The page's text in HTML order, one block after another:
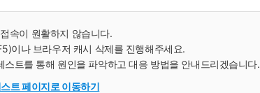
속이 원활하지 않습니다.
이나 브라우저 캐시 삭제를 진행해주세요.
트를 통해 원인을 파악하고 대응 방법을 안내드리겠습니다.
트 페이지로 이동하기